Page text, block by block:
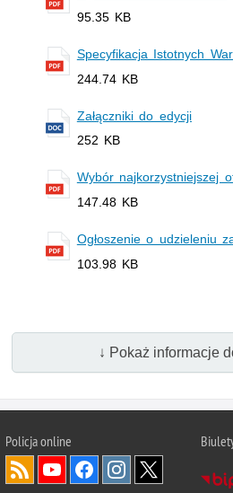
95.35 KB
Specyfikacja Istotnych
244.74 KB
Załączniki do edycji
252 KB
Wybór najkorzystniejszej
147.48 KB
Ogłoszenie o udzieleniu
103.98 KB
↓ Pokaż informacje
Policja online